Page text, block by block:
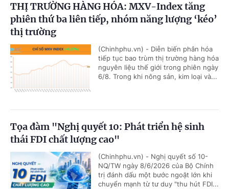
THỊ TRƯỜNG HÀNG HÓA: MXV-Index tăng
phiên thứ ba liên tiếp, nhóm năng lượng ‘kéo’
thị trường
(Chinhphu.vn) - Diễn biến phân hóa
tiếp tục bao trùm thị trường hàng hóa
nguyên liệu thế giới trong phiên ngày
6/8. Trong khi nông sản, kim loại và...
Tọa đàm "Nghị quyết 10: Phát triển hệ sinh
thái FDI chất lượng cao"
(Chinhphu.vn) - Nghị quyết số 10-
NQ/TW ngày 8/6/2026 của Bộ Chính
trị đánh dấu một bước ngoặt lớn khi
chuyển mạnh từ tư duy "thu hút FDI...